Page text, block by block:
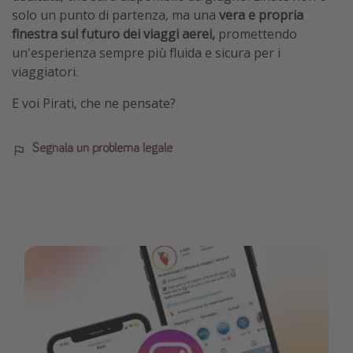
solo un punto di partenza, ma una vera e propria
finestra sul futuro dei viaggi aerei, promettendo
un'esperienza sempre più fluida e sicura per i
viaggiatori.
E voi Pirati, che ne pensate?
Segnala un problema legale